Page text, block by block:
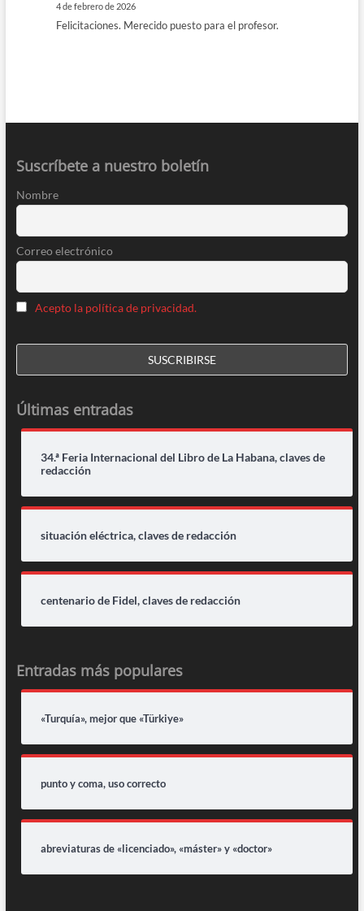
4 de febrero de 2026
Felicitaciones. Merecido puesto para el profesor.
Suscríbete a nuestro boletín
Nombre
Correo electrónico
Acepto la política de privacidad.
Últimas entradas
34.ª Feria Internacional del Libro de La Habana, claves de
redacción
situación eléctrica, claves de redacción
centenario de Fidel, claves de redacción
Entradas más populares
«Turquía», mejor que «Türkiye»
punto y coma, uso correcto
abreviaturas de «licenciado», «máster» y «doctor»